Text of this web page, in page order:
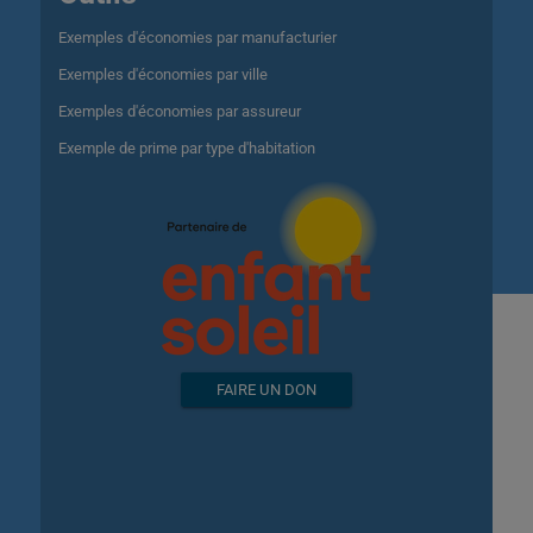
Exemples d'économies par manufacturier
Exemples d'économies par ville
Exemples d'économies par assureur
Exemple de prime par type d'habitation
FAIRE UN DON